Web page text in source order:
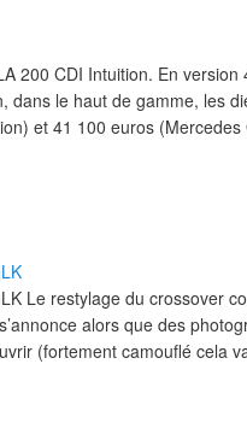
200 CDI Intuition. En version
le haut de gamme, les
et 41 100 euros (Mercedes
Le restylage du crossover
alors que des
(fortement camouflé cela